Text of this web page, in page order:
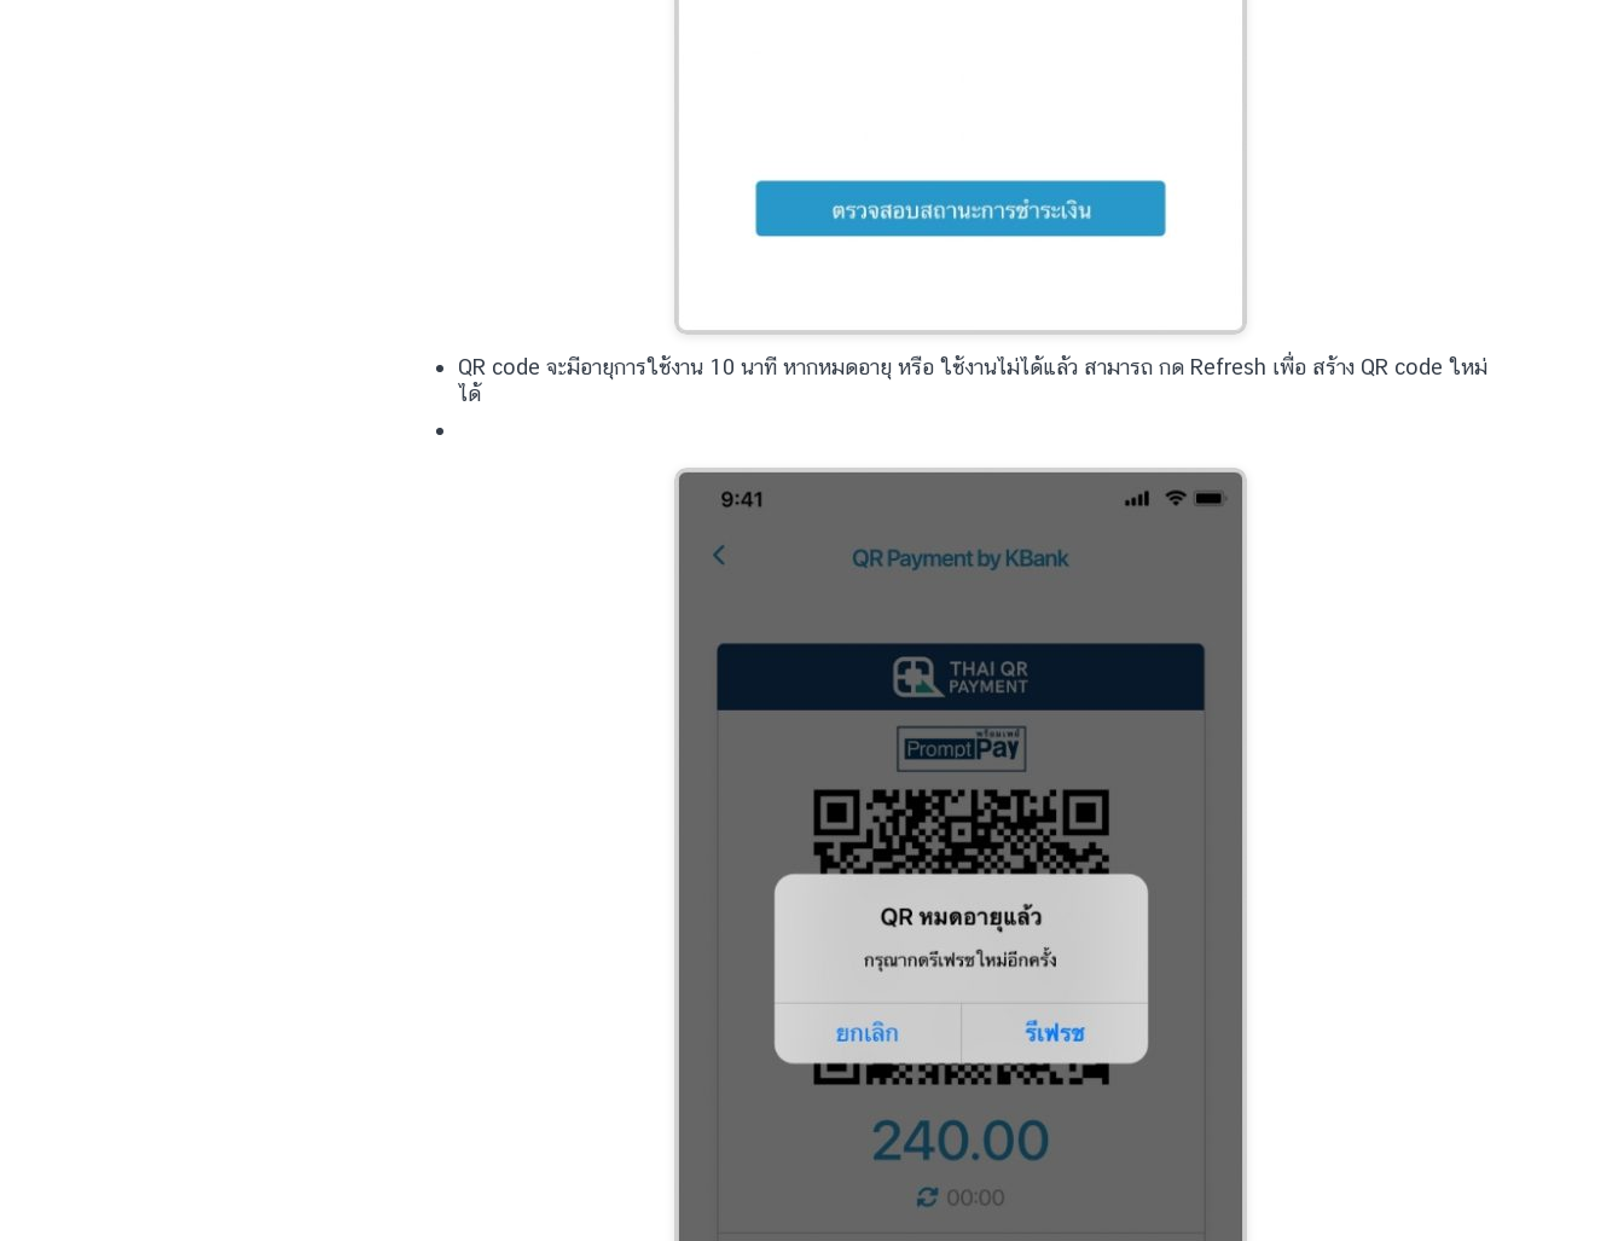
QR code จะมีอายุการใช้งาน 10 นาที หากหมดอายุ หรือ ใช้งานไม่ได้แล้ว สามารถ กด Refresh เพื่อ สร้าง QR code ใหม่
ได้